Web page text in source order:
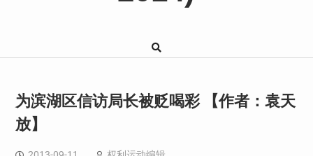
为滨湖区信访局长被贬喝彩 【作者：袁天
放】